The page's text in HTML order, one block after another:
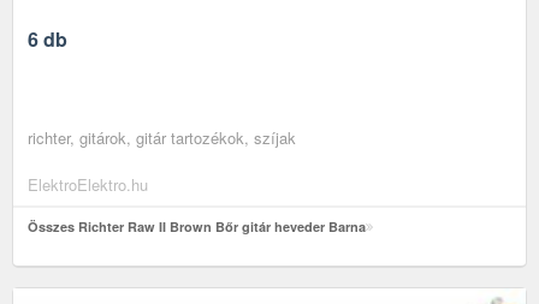
6 db
richter, gitárok, gitár tartozékok, szíjak
ElektroElektro.hu
Összes Richter Raw II Brown Bőr gitár heveder Barna